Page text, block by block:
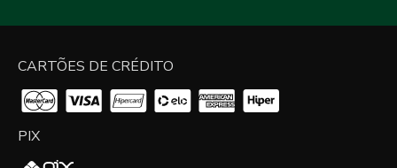
CARTÕES DE CRÉDITO
PIX